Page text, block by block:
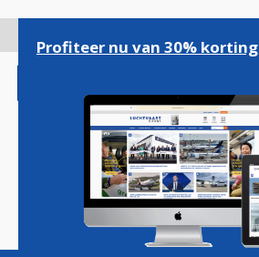
gaan
Magazine Podcasts
Profiteer nu van 30% korting